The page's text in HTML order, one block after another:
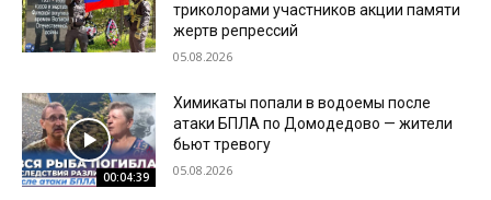
триколорами участников акции памяти
жертв репрессий
05.08.2026
00:04:39
Химикаты попали в водоемы после
атаки БПЛА по Домодедово — жители
бьют тревогу
05.08.2026